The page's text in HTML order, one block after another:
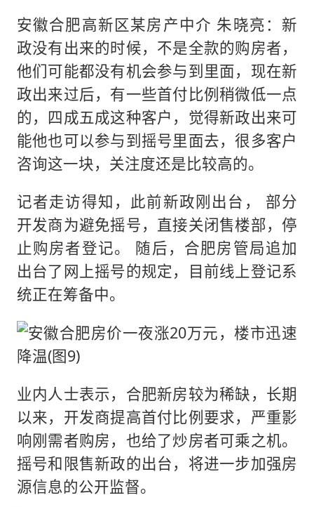
安徽合肥高新区某房产中介 朱晓亮：新
政没有出来的时候，不是全款的购房者，
他们可能都没有机会参与到里面，现在新
政出来过后，有一些首付比例稍微低一点
的，四成五成这种客户，觉得新政出来可
能他也可以参与到摇号里面去，很多客户
咨询这一块，关注度还是比较高的。
记者走访得知，此前新政刚出台， 部分
开发商为避免摇号，直接关闭售楼部，停
止购房者登记。 随后，合肥房管局追加
出台了网上摇号的规定，目前线上登记系
统正在筹备中。
业内人士表示，合肥新房较为稀缺，长期
以来，开发商提高首付比例要求，严重影
响刚需者购房，也给了炒房者可乘之机。
摇号和限售新政的出台，将进一步加强房
源信息的公开监督。